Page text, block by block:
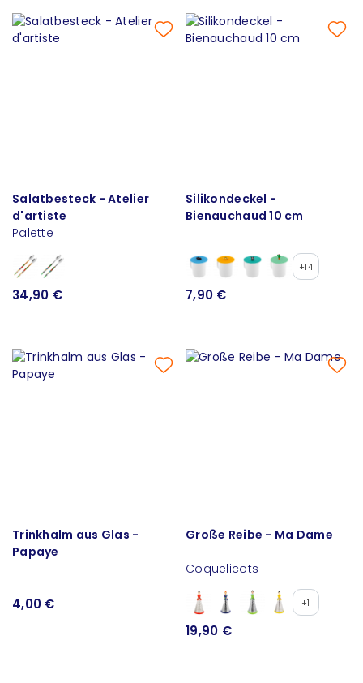
Salatbesteck - Atelier
d'artiste
Palette
34,90 €
Silikondeckel -
Bienauchaud 10 cm
+14
7,90 €
Trinkhalm aus Glas -
Papaye
4,00 €
Große Reibe - Ma Dame
Coquelicots
+1
19,90 €